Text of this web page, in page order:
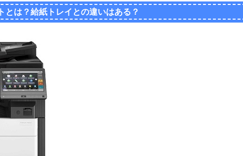
とは？給紙トレイとの違いはある？